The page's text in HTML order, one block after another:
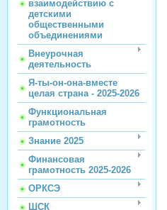
взаимодействию с
детскими
общественными
объединениями
Внеурочная
деятельность
Я-ты-он-она-вместе
целая страна - 2025-2026
Функциональная
грамотность
Знание 2025
Финансовая
грамотность 2025-2026
ОРКСЭ
ШСК